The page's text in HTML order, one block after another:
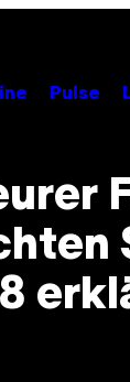
Pulse